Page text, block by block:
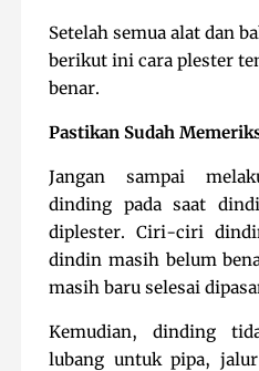
Setelah semua alat dan
berikut ini cara plester
benar.
Pastikan Sudah
Jangan sampai
dinding pada saat
diplester. Ciri-ciri
dindin masih belum
masih baru selesai
Kemudian, dinding
lubang untuk pipa,